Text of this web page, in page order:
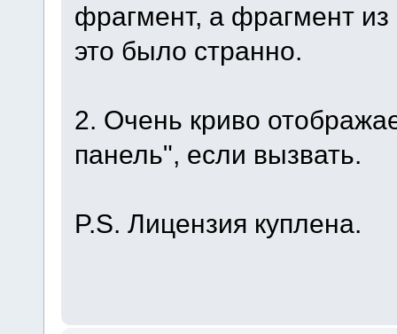
фрагмент, а фрагмент
это было странно.
2. Очень криво
панель", если вызвать.
P.S. Лицензия куплена.